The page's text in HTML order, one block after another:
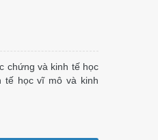
chứng và kinh tế học
tế học vĩ mô và kinh